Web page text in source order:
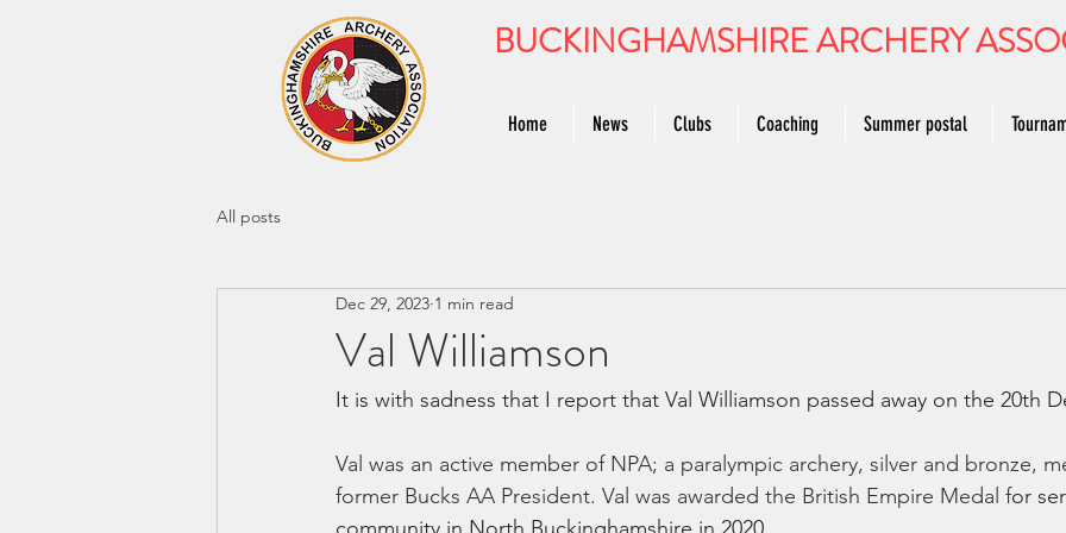
BUCKINGHAMSHIRE ARCHERY
Home News Clubs Coaching Summer postal
All posts
Val Williamson
Dec 29, 2023 1 min read
It is with sadness that I report that Val Williamson passed away on the 20th
Val was an active member of NPA; a paralympic archery, silver and bronze,
former Bucks AA President. Val was awarded the British Empire Medal for